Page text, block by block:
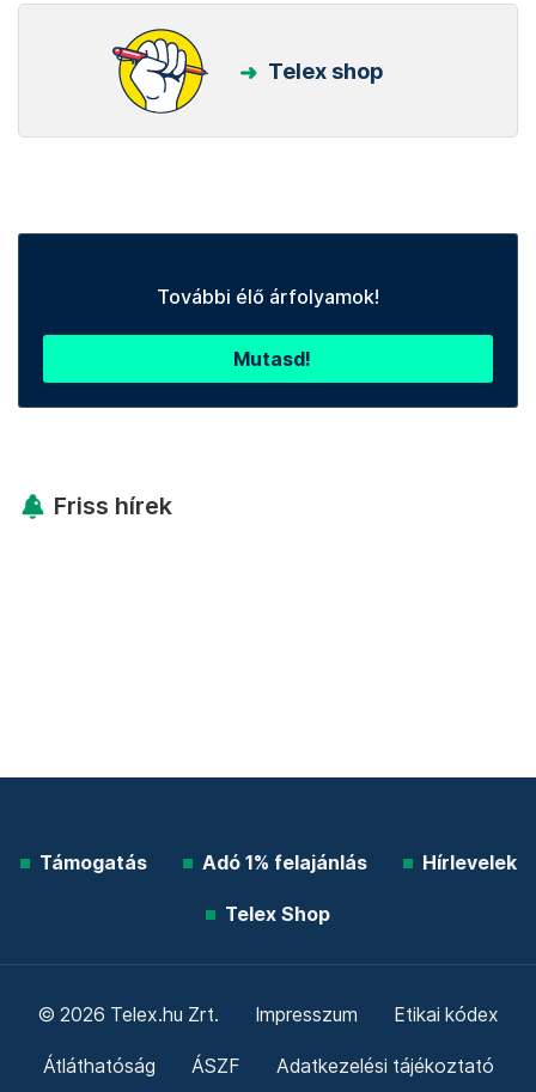
Telex shop
További élő árfolyamok!
Mutasd!
Friss hírek
Támogatás Adó 1% felajánlás Hírlevelek
Telex Shop
© 2026 Telex.hu Zrt. Impresszum Etikai kódex
Átláthatóság ÁSZF Adatkezelési tájékoztató